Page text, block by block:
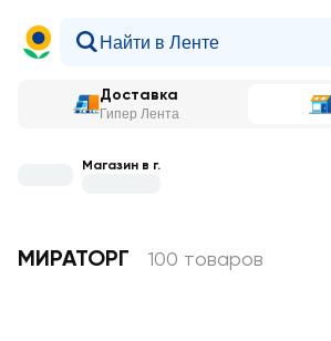
Доставка
Гипер Лента
Магазин в г.
МИРАТОРГ 100 товаров